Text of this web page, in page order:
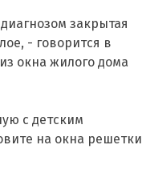
закрытая
- говорится в
окна жилого дома
с детским
на окна решетки